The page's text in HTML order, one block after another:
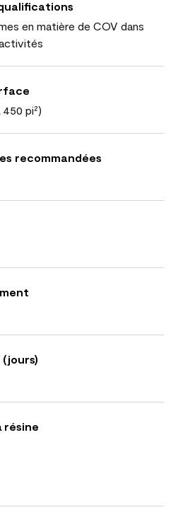
en matière de COV dans
450 pi²)
recommandées
résine